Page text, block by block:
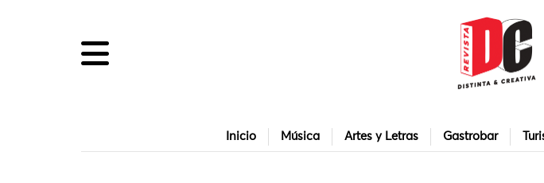
Inicio Música Artes y Letras Gastrobar